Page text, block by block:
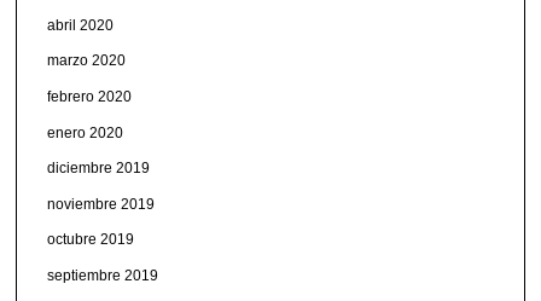
abril 2020
marzo 2020
febrero 2020
enero 2020
diciembre 2019
noviembre 2019
octubre 2019
septiembre 2019